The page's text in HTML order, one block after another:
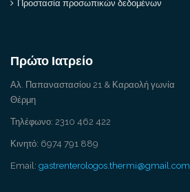
Προστασία προσωπικών δεδομένων
Πρώτο Ιατρείο
Αλ. Παπαναστασίου 21 & Καραολή γωνία
Θέρμη
Τηλέφωνο: 2310 462 422
Κινητό: 6974 791 889
Email: gastrenterologos.thermi@gmail.com